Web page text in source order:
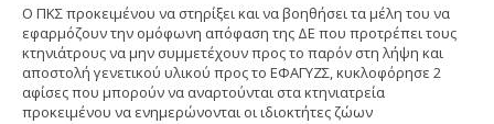
Ο ΠΚΣ προκειμένου να στηρίξει και να βοηθήσει τα μέλη του να
εφαρμόζουν την ομόφωνη απόφαση της ΔΕ που προτρέπει τους
κτηνιάτρους να μην συμμετέχουν προς το παρόν στη λήψη και
αποστολή γενετικού υλικού προς το ΕΦΑΓΥΖΣ, κυκλοφόρησε 2
αφίσες που μπορούν να αναρτούνται στα κτηνιατρεία
προκειμένου να ενημερώνονται οι ιδιοκτήτες ζώων